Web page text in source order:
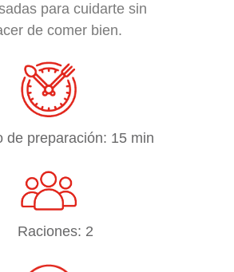
para cuidarte sin
de comer bien.
de preparación: 15 min
Raciones: 2